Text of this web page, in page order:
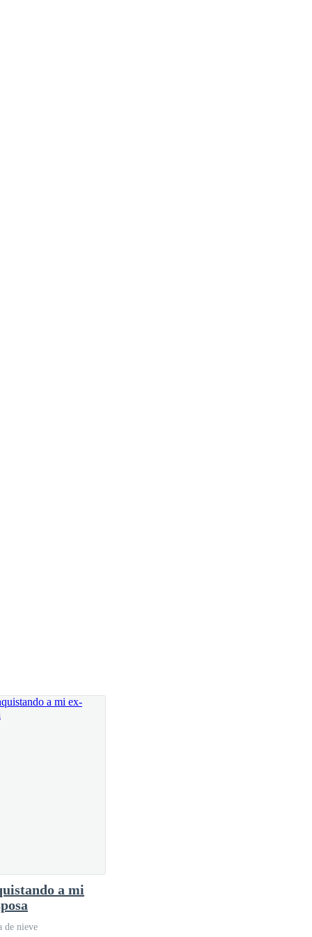
que estaban en la puerta esperando ser
Ambas estrecharon la mano de Richard Jones.
Taylor estaba muy tomado y se había quedado
a mi
de nieve